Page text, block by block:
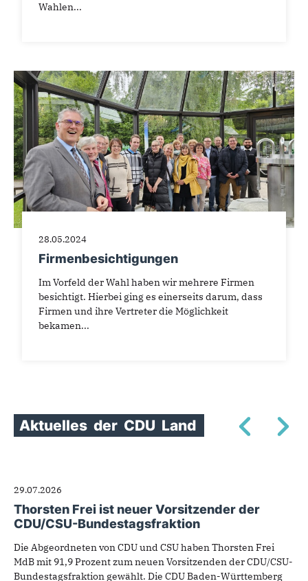
Wahlen...
28.05.2024
Firmenbesichtigungen
Im Vorfeld der Wahl haben wir mehrere Firmen
besichtigt. Hierbei ging es einerseits darum, dass
Firmen und ihre Vertreter die Möglichkeit
bekamen...
Aktuelles der CDU Land
29.07.2026
Thorsten Frei ist neuer Vorsitzender der
CDU/CSU-Bundestagsfraktion
Die Abgeordneten von CDU und CSU haben Thorsten Frei
MdB mit 91,9 Prozent zum neuen Vorsitzenden der CDU/CSU-
Bundestagsfraktion gewählt. Die CDU Baden-Württemberg